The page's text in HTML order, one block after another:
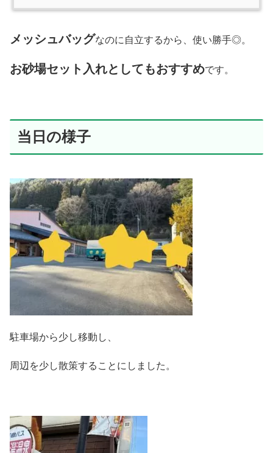
メッシュバッグなのに自立するから、使い勝手◎。
お砂場セット入れとしてもおすすめです。
当日の様子
駐車場から少し移動し、
周辺を少し散策することにしました。